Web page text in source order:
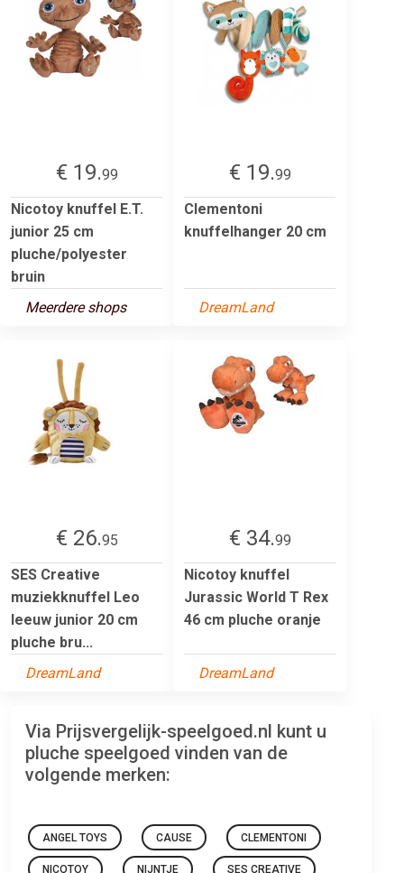
€ 19.99
Nicotoy knuffel E.T.
junior 25 cm
pluche/polyester
bruin
Meerdere shops
€ 19.99
Clementoni
knuffelhanger 20 cm
DreamLand
€ 26.95
SES Creative
muziekknuffel Leo
leeuw junior 20 cm
pluche bru...
DreamLand
€ 34.99
Nicotoy knuffel
Jurassic World T Rex
46 cm pluche oranje
DreamLand
Via Prijsvergelijk-speelgoed.nl kunt u
pluche speelgoed vinden van de
volgende merken:
ANGEL TOYS CAUSE CLEMENTONI
NICOTOY NIJNTJE SES CREATIVE